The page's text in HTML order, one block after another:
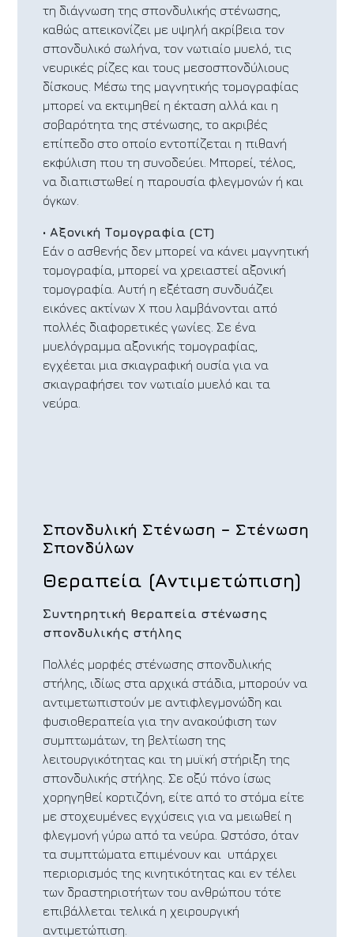
τη διάγνωση της σπονδυλικής στένωσης,
καθώς απεικονίζει με υψηλή ακρίβεια τον
σπονδυλικό σωλήνα, τον νωτιαίο μυελό, τις
νευρικές ρίζες και τους μεσοσπονδύλιους
δίσκους. Μέσω της μαγνητικής τομογραφίας
μπορεί να εκτιμηθεί η έκταση αλλά και η
σοβαρότητα της στένωσης, το ακριβές
επίπεδο στο οποίο εντοπίζεται η πιθανή
εκφύλιση που τη συνοδεύει. Μπορεί, τέλος,
να διαπιστωθεί η παρουσία φλεγμονών ή και
όγκων.
• Αξονική Τομογραφία (CT)
Εάν ο ασθενής δεν μπορεί να κάνει μαγνητική
τομογραφία, μπορεί να χρειαστεί αξονική
τομογραφία. Αυτή η εξέταση συνδυάζει
εικόνες ακτίνων Χ που λαμβάνονται από
πολλές διαφορετικές γωνίες. Σε ένα
μυελόγραμμα αξονικής τομογραφίας,
εγχέεται μια σκιαγραφική ουσία για να
σκιαγραφήσει τον νωτιαίο μυελό και τα
νεύρα.
Σπονδυλική Στένωση – Στένωση
Σπονδύλων
Θεραπεία (Αντιμετώπιση)
Συντηρητική θεραπεία στένωσης
σπονδυλικής στήλης
Πολλές μορφές στένωσης σπονδυλικής
στήλης, ιδίως στα αρχικά στάδια, μπορούν να
αντιμετωπιστούν με αντιφλεγμονώδη και
φυσιοθεραπεία για την ανακούφιση των
συμπτωμάτων, τη βελτίωση της
λειτουργικότητας και τη μυϊκή στήριξη της
σπονδυλικής στήλης. Σε οξύ πόνο ίσως
χορηγηθεί κορτιζόνη, είτε από το στόμα είτε
με στοχευμένες εγχύσεις για να μειωθεί η
φλεγμονή γύρω από τα νεύρα. Ωστόσο, όταν
τα συμπτώματα επιμένουν και υπάρχει
περιορισμός της κινητικότητας και εν τέλει
των δραστηριοτήτων του ανθρώπου τότε
επιβάλλεται τελικά η χειρουργική
αντιμετώπιση.